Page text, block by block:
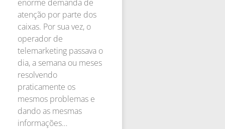
enorme demanda de
atenção por parte dos
caixas. Por sua vez, o
operador de
telemarketing passava o
dia, a semana ou meses
resolvendo
praticamente os
mesmos problemas e
dando as mesmas
informações…